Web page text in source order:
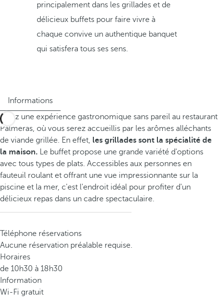
principalement dans les grillades et de
délicieux buffets pour faire vivre à
chaque convive un authentique banquet
qui satisfera tous ses sens.
Informations
Vivez une expérience gastronomique sans pareil au restaurant
Palmeras, où vous serez accueillis par les arômes alléchants
de viande grillée. En effet, les grillades sont la spécialité de
la maison. Le buffet propose une grande variété d'options
avec tous types de plats. Accessibles aux personnes en
fauteuil roulant et offrant une vue impressionnante sur la
piscine et la mer, c'est l'endroit idéal pour profiter d'un
délicieux repas dans un cadre spectaculaire.
Téléphone réservations
Aucune réservation préalable requise.
Horaires
de 10h30 à 18h30
Information
Wi-Fi gratuit